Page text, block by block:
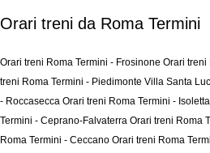
Orari treni da Roma Termini
Orari treni Roma Termini - Frosinone Orari treni
treni Roma Termini - Piedimonte Villa Santa
- Roccasecca Orari treni Roma Termini -
Termini - Ceprano-Falvaterra Orari treni Roma
Roma Termini - Ceccano Orari treni Roma